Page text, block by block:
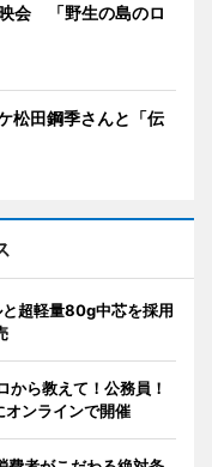
会 「野生の島のロ
松田鋼季さんと「伝
超軽量80g中芯を採用
から教えて！公務員！
ンラインで開催